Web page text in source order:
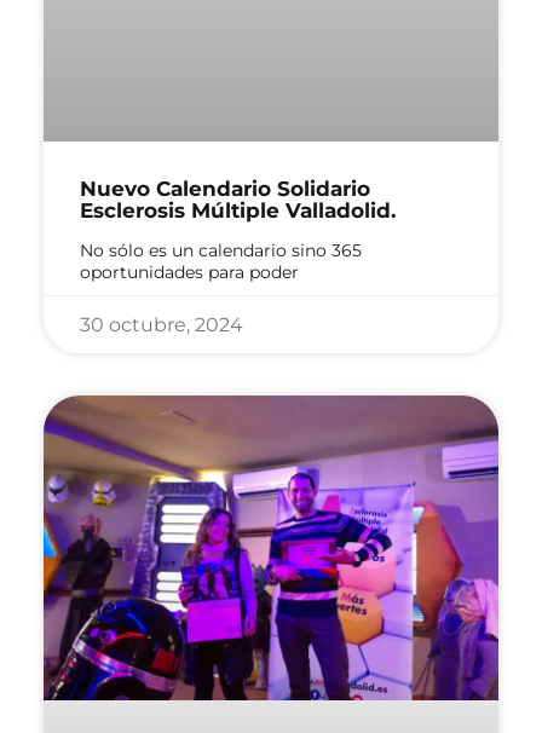
Nuevo Calendario Solidario
Esclerosis Múltiple Valladolid.
No sólo es un calendario sino 365
oportunidades para poder
30 octubre, 2024